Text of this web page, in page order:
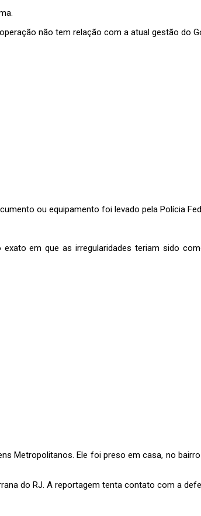
.
não tem relação com a atual gestão do
ou equipamento foi levado pela Polícia
em que as irregularidades teriam sido
Metropolitanos. Ele foi presoem casa, no
do RJ. A reportagem tenta contato com a